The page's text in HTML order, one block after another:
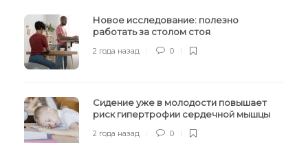
Новое исследование: полезно
работать за столом стоя
2 года назад 0
Сидение уже в молодости повышает
риск гипертрофии сердечной мышцы
2 года назад 0